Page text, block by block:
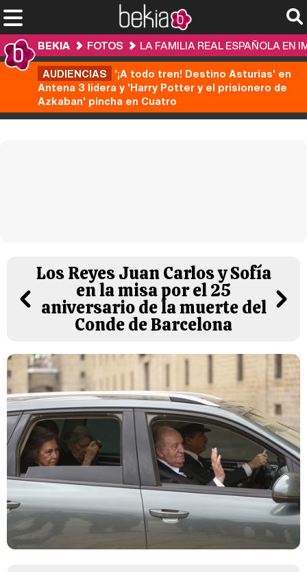
BEKIA FOTOS
LA FAMILIA REAL ESPAÑOLA EN
AUDIENCIAS '¡A todo tren! Destino Asturias' en
Antena 3 lidera y 'Harry Potter y el prisionero de
Azkaban' pincha en Cuatro
Los Reyes Juan Carlos y Sofía
en la misa por el 25
aniversario de la muerte del
Conde de Barcelona